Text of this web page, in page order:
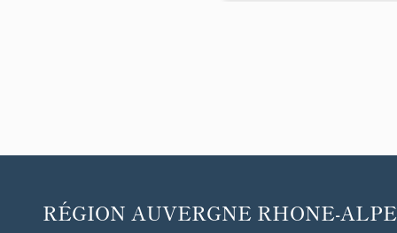
RÉGION AUVERGNE RHONE-